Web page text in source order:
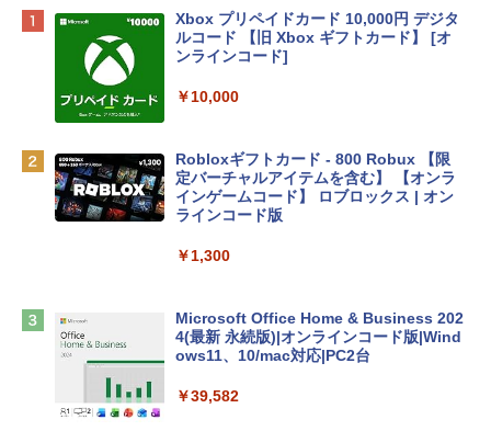
Apple 2026 MacBook Neo A18 Proチッ
プ搭載13インチノートブック：AIとAppl
e Intelligenceのために設計、Liquid Ret
リ、512GB SSDストレージ、1080p Fac
￥137,800
ンケース Dell NEC Lavie ASUS HP dyna
￥2,952
13インチノートブック：AIとApple Intell
Xbox プリペイドカード 10,000円 デジタ
ルコード 【旧 Xbox ギフトカード】 [オ
ンラインコード]
￥10,000
Robloxギフトカード - 800 Robux 【限
定バーチャルアイテムを含む】 【オンラ
インゲームコード】 ロブロックス | オン
ラインコード版
￥1,300
Microsoft Office Home & Business 202
4(最新 永続版)|オンラインコード版|Wind
ows11、10/mac対応|PC2台
￥39,582